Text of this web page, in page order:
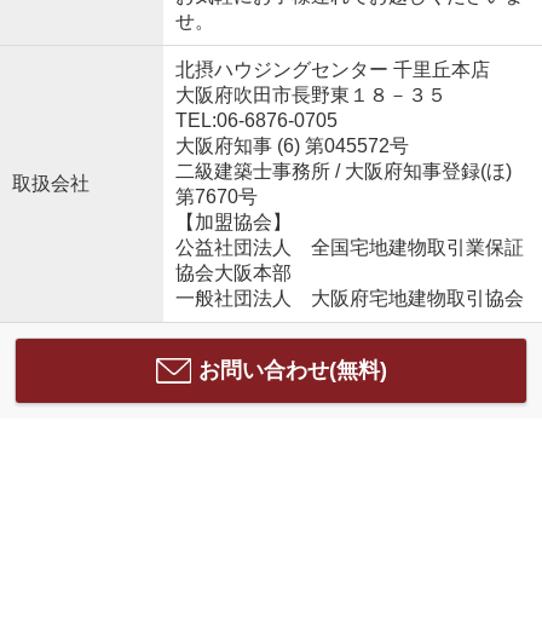
せ。
取扱会社
北摂ハウジングセンター 千里丘本店
大阪府吹田市長野東１８－３５
TEL:06-6876-0705
大阪府知事 (6) 第045572号
二級建築士事務所 / 大阪府知事登録(ほ)
第7670号
【加盟協会】
公益社団法人 全国宅地建物取引業保証
協会大阪本部
一般社団法人 大阪府宅地建物取引協会
お問い合わせ(無料)